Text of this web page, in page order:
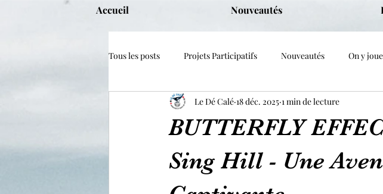
Accueil Nouveautés
Tous les posts Projets Participatifs Nouveautés On y joue
BUTTERFLY
Sing Hill - Une
Le Dé Calé 18 déc. 2025 1 min de lecture